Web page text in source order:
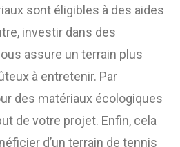
sont éligibles à des aides
investir dans des
assure un terrain plus
à entretenir. Par
des matériaux écologiques
de votre projet. Enfin, cela
d’un terrain de tennis